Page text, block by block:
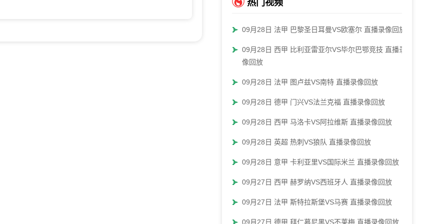
热门视频
09月28日 法甲 巴黎圣日耳曼VS欧塞尔 直播录像回放
09月28日 西甲 比利亚雷亚尔VS毕尔巴鄂竞技 直播录
像回放
09月28日 法甲 图卢兹VS南特 直播录像回放
09月28日 德甲 门兴VS法兰克福 直播录像回放
09月28日 西甲 马洛卡VS阿拉维斯 直播录像回放
09月28日 英超 热刺VS狼队 直播录像回放
09月28日 意甲 卡利亚里VS国际米兰 直播录像回放
09月27日 西甲 赫罗纳VS西班牙人 直播录像回放
09月27日 法甲 斯特拉斯堡VS马赛 直播录像回放
09月27日 德甲 拜仁慕尼黑VS不莱梅 直播录像回放